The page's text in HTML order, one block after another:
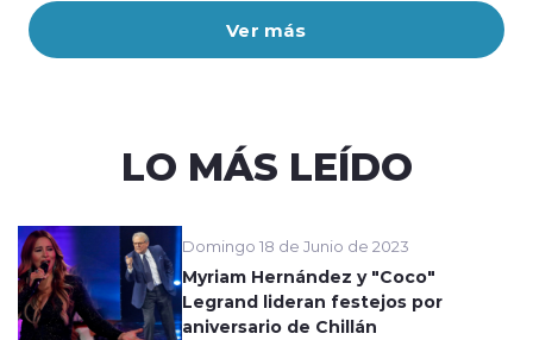
Ver más
LO MÁS LEÍDO
Domingo 18 de Junio de 2023
Myriam Hernández y "Coco"
Legrand lideran festejos por
aniversario de Chillán